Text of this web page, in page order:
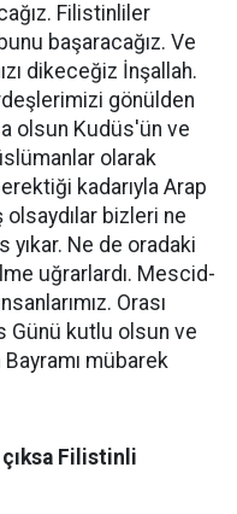
Filistinliler
başaracağız. Ve
dikeceğiz İnşallah.
gönülden
olsun Kudüs'ün ve
olarak
kadarıyla Arap
bizleri ne
Ne de oradaki
uğrarlardı. Mescid-
Orası
Günü kutlu olsun ve
mübarek
çıksa Filistinli